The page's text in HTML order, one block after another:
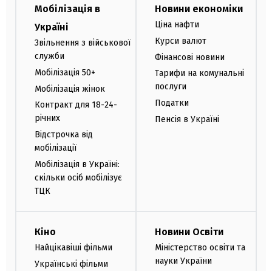
Мобілізація в
Україні
Звільнення з військової
служби
Мобілізація 50+
Мобілізація жінок
Контракт для 18-24-
річних
Відстрочка від
мобілізації
Мобілізація в Україні:
скільки осіб мобілізує
ТЦК
Новини економіки
Ціна нафти
Курси валют
Фінансові новини
Тарифи на комунальні
послуги
Податки
Пенсія в Україні
Кіно
Найцікавіші фільми
Українські фільми
Новини Освіти
Міністерство освіти та
науки України